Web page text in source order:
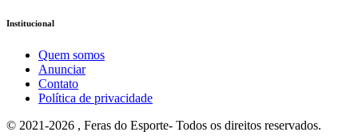
Institucional
Quem somos
Anunciar
Contato
Política de privacidade
© 2021-2026 , Feras do Esporte- Todos os direitos reservados.